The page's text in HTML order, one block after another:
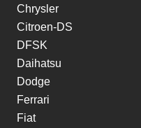
Chrysler
Citroen-DS
DFSK
Daihatsu
Dodge
Ferrari
Fiat